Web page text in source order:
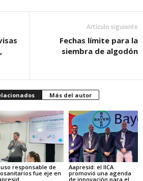
Artículo siguiente
Fechas límite para la
siembra de algodón
Más del autor
uso responsable de
fue eje en
Aapresid: el IICA
promovió una agenda
de innovación para el